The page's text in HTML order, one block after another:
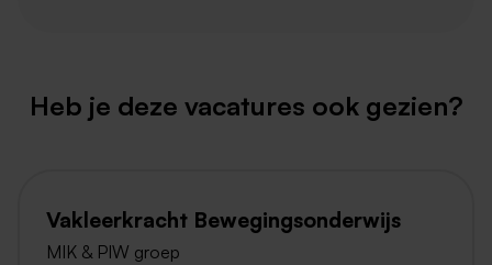
Heb je deze vacatures ook gezien?
Vakleerkracht Bewegingsonderwijs
MIK & PIW groep